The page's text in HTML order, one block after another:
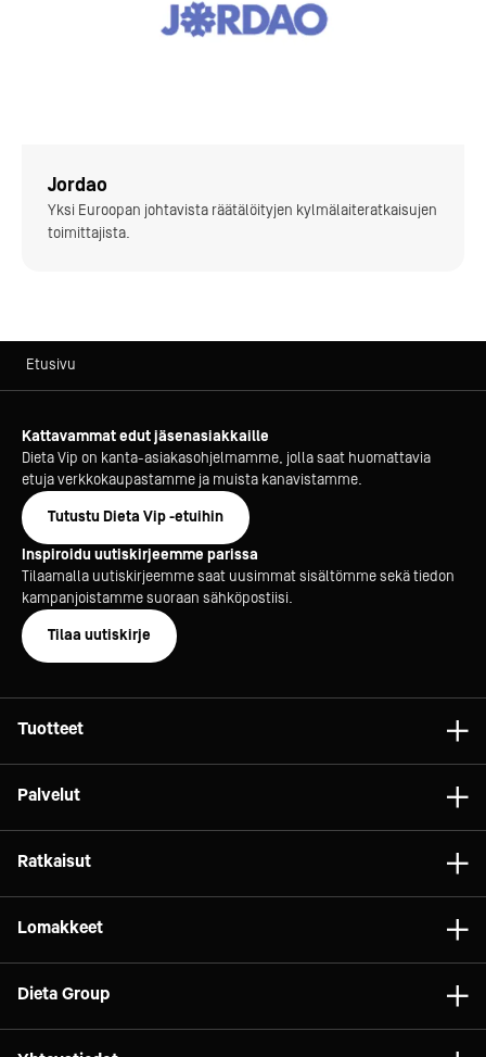
Jordao
Yksi Euroopan johtavista räätälöityjen kylmälaiteratkaisujen
toimittajista.
Etusivu
Kattavammat edut jäsenasiakkaille
Dieta Vip on kanta-asiakasohjelmamme, jolla saat huomattavia
etuja verkkokaupastamme ja muista kanavistamme.
Tutustu Dieta Vip -etuihin
Inspiroidu uutiskirjeemme parissa
Tilaamalla uutiskirjeemme saat uusimmat sisältömme sekä tiedon
kampanjoistamme suoraan sähköpostiisi.
Tilaa uutiskirje
Tuotteet
Tarvikkeet
Vaunut ja kalusteet
Palvelut
Konsultointi
Dieta Relife
Dieta Service
Ratkaisut
Marketit
Pizza
Lomakkeet
Tilaa huolto
Dieta Group